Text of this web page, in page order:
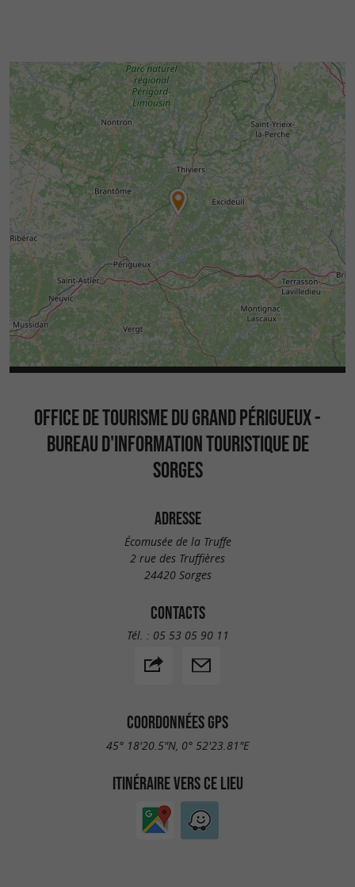
OFFICE DE TOURISME DU GRAND PÉRIGUEUX -
BUREAU D'INFORMATION TOURISTIQUE DE
SORGES
ADRESSE
Écomusée de la Truffe
2 rue des Truffières
24420 Sorges
CONTACTS
Tél. : 05 53 05 90 11
COORDONNÉES GPS
45° 18'20.5"N, 0° 52'23.81"E
ITINÉRAIRE VERS CE LIEU